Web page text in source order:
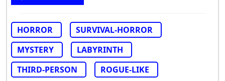
HORROR
SURVIVAL-HORROR
MYSTERY
LABYRINTH
THIRD-PERSON
ROGUE-LIKE